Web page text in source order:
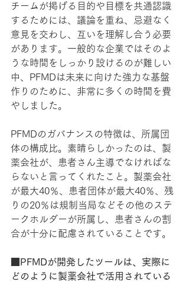
チームが掲げる目的や目標を共通認識
するためには、議論を重ね、忌避なく
意見を交わし、互いを理解し合う必要
があります。一般的な企業ではそのよ
うな時間をしっかり設けるのが難しい
中、PFMDは未来に向けた強力な基盤
作りのために、非常に多くの時間を費
やしました。
PFMDのガバナンスの特徴は、所属団
体の構成比。素晴らしかったのは、製
薬会社が、患者さん主導でなければな
らないと言ってくれたこと。製薬会社
が最大40％、患者団体が最大40％、残
りの20％は規制当局などその他のステ
ークホルダーが所属し、患者さんの割
合が十分に配慮されていることです。
■PFMDが開発したツールは、実際に
どのように製薬会社で活用されている